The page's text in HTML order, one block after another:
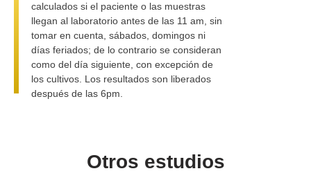
calculados si el paciente o las muestras
llegan al laboratorio antes de las 11 am, sin
tomar en cuenta, sábados, domingos ni
días feriados; de lo contrario se consideran
como del día siguiente, con excepción de
los cultivos. Los resultados son liberados
después de las 6pm.
Otros estudios